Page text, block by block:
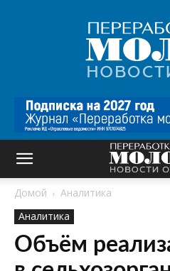
Домой
Аналитика
Аналитика
Объём